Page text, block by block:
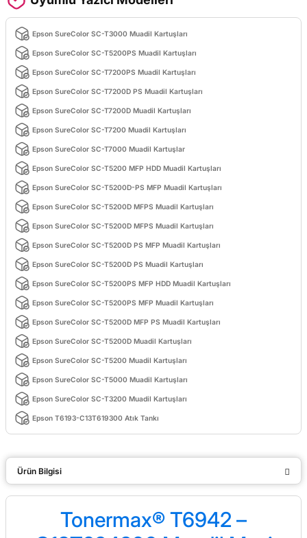
Epson SureColor SC-T3000 Muadil Kartuşları
Epson SureColor SC-T5200PS Muadil Kartuşları
Epson SureColor SC-T7200PS Muadil Kartuşları
Epson SureColor SC-T7200D PS Muadil Kartuşları
Epson SureColor SC-T7200D Muadil Kartuşları
Epson SureColor SC-T7200 Muadil Kartuşları
Epson SureColor SC-T7000 Muadil Kartuşlar
Epson SureColor SC-T5200 MFP HDD Muadil Kartuşları
Epson SureColor SC-T5200D-PS MFP Muadil Kartuşları
Epson SureColor SC-T5200D MFPS Muadil Kartuşları
Epson SureColor SC-T5200D MFPS Muadil Kartuşları
Epson SureColor SC-T5200D PS MFP Muadil Kartuşları
Epson SureColor SC-T5200D PS Muadil Kartuşları
Epson SureColor SC-T5200PS MFP HDD Muadil Kartuşları
Epson SureColor SC-T5200PS MFP Muadil Kartuşları
Epson SureColor SC-T5200D MFP PS Muadil Kartuşları
Epson SureColor SC-T5200D Muadil Kartuşları
Epson SureColor SC-T5200 Muadil Kartuşları
Epson SureColor SC-T5000 Muadil Kartuşları
Epson SureColor SC-T3200 Muadil Kartuşları
Epson T6193-C13T619300 Atık Tankı
Ürün Bilgisi
Tonermax® T6942 –